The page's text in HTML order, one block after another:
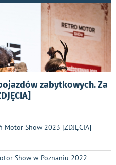
zabytkowych. Za
Motor Show 2023 [ZDJĘCIA]
Show w Poznaniu 2022